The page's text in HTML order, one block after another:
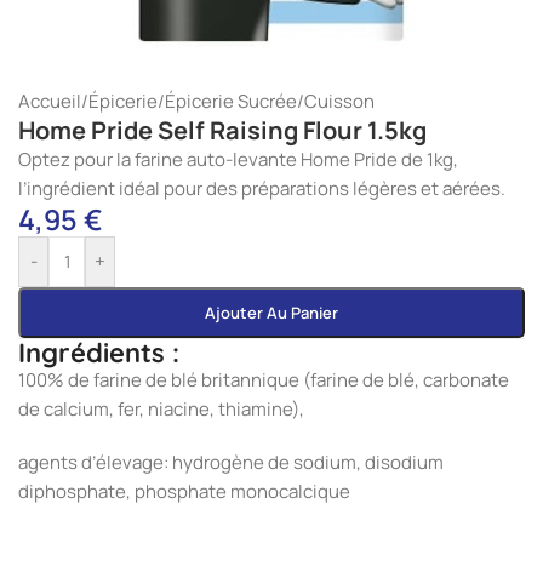
Accueil/Épicerie/Épicerie Sucrée/Cuisson
Home Pride Self Raising Flour 1.5kg
Optez pour la farine auto-levante Home Pride de 1kg,
l’ingrédient idéal pour des préparations légères et aérées.
4,95€
- +
Ajouter Au Panier
Ingrédients :
100% de farine de blé britannique (farine de blé, carbonate
de calcium, fer, niacine, thiamine),
agents d’élevage: hydrogène de sodium, disodium
diphosphate, phosphate monocalcique